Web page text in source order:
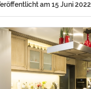
am 15 Juni 2022